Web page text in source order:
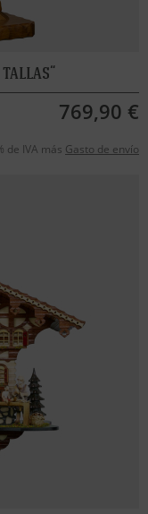
tallas
769,90 €
de IVA más Gasto de envío